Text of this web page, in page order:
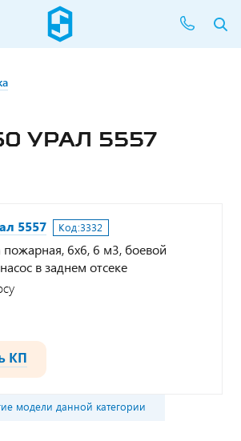
УРАЛ 5557
5557 Код:3332
пожарная, 6х6, 6 м3, боевой
в заднем отсеке
КП
модели данной категории